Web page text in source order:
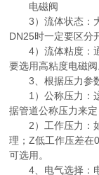
电磁阀
3）流体状态：大
DN25时一定要区分
4）流体粘度：通
要选用高粘度电磁阀
3、根据压力参数
1）公称压力：这
据管道公称压力来定
2）工作压力：如
理；Z低工作压差在
可选用。
4、电气选择：电